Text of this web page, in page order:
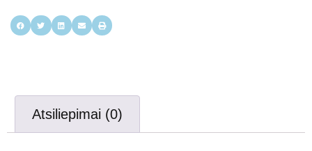
Atsiliepimai (0)